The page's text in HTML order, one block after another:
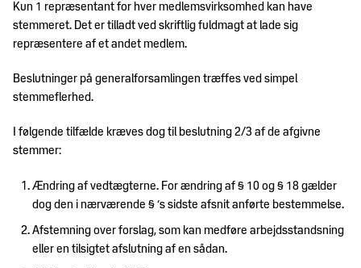
Kun 1 repræsentant for hver medlemsvirksomhed kan have
stemmeret. Det er tilladt ved skriftlig fuldmagt at lade sig
repræsentere af et andet medlem.
Beslutninger på generalforsamlingen træffes ved simpel
stemmeflerhed.
I følgende tilfælde kræves dog til beslutning 2/3 af de afgivne
stemmer:
Ændring af vedtægterne. For ændring af § 10 og § 18 gælder
dog den i nærværende § ‘s sidste afsnit anførte bestemmelse.
Afstemning over forslag, som kan medføre arbejdsstandsning
eller en tilsigtet afslutning af en sådan.